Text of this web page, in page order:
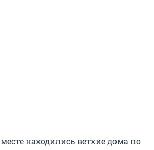
находились ветхие дома по